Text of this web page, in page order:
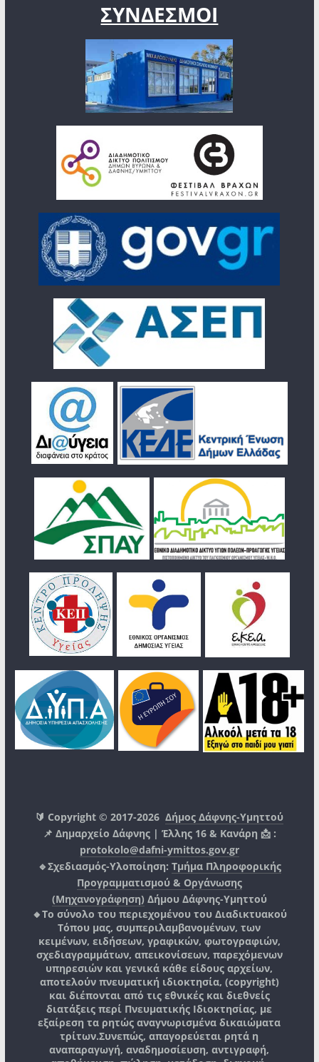
ΣΥΝΔΕΣΜΟΙ
🔰 Copyright © 2017-2026Δήμος Δάφνης-Υμηττού
📌 Δημαρχείο Δάφνης | Έλλης 16 & Κανάρη 📩 :
protokolo@dafni-ymittos.gov.gr
🔹Σχεδιασμός-Υλοποίηση: Τμήμα Πληροφορικής
Προγραμματισμού & Οργάνωσης
(Μηχανογράφηση) Δήμου Δάφνης-Υμηττού
🔸Το σύνολο του περιεχομένου του Διαδικτυακού
Τόπου μας, συμπεριλαμβανομένων, των
κειμένων, ειδήσεων, γραφικών, φωτογραφιών,
σχεδιαγραμμάτων, απεικονίσεων, παρεχόμενων
υπηρεσιών και γενικά κάθε είδους αρχείων,
αποτελούν πνευματική ιδιοκτησία, (copyright)
και διέπονται από τις εθνικές και διεθνείς
διατάξεις περί Πνευματικής Ιδιοκτησίας, με
εξαίρεση τα ρητώς αναγνωρισμένα δικαιώματα
τρίτων.Συνεπώς, απαγορεύεται ρητά η
αναπαραγωγή, αναδημοσίευση, αντιγραφή,